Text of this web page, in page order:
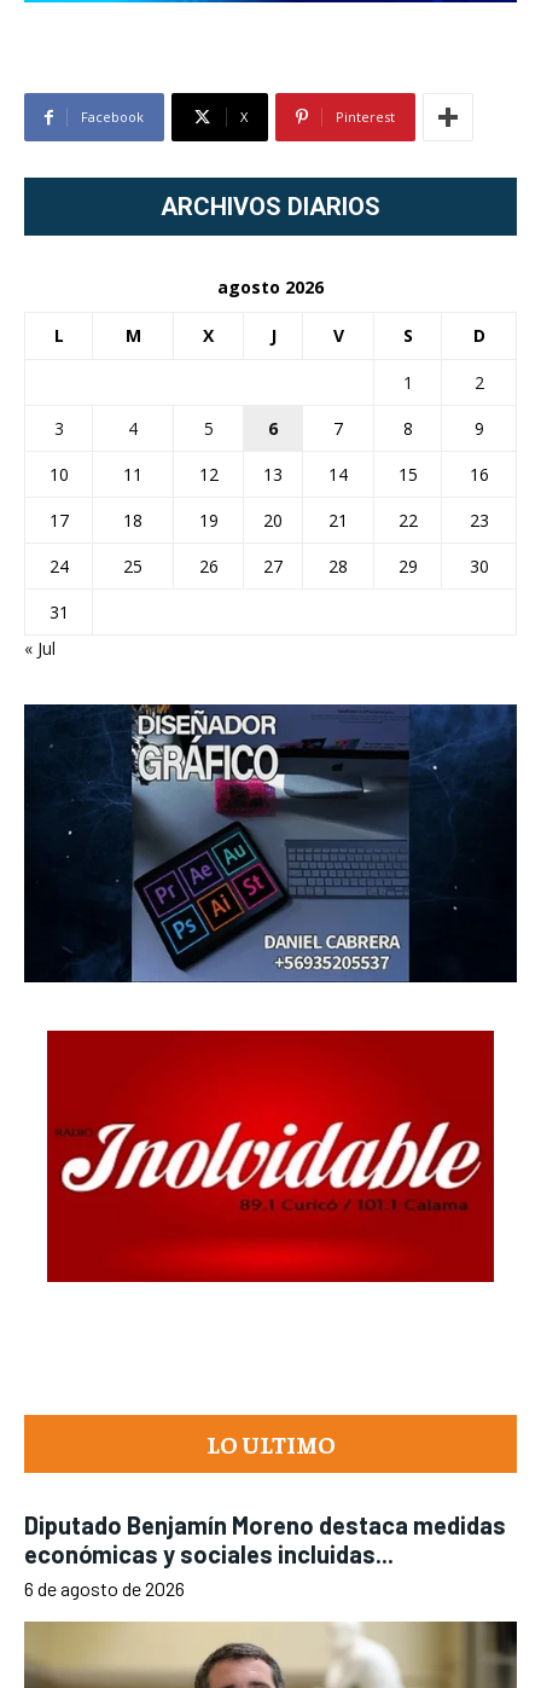
Facebook X Pinterest
ARCHIVOS DIARIOS
agosto 2026
L M X J V S D
1
2
3
4 5 6 7 8
9
10
11 12 13 14 15
16
17
18 19 20 21 22
23
24
25 26 27 28 29
30
31
« Jul
LO ULTIMO
Diputado Benjamín Moreno destaca medidas
económicas y sociales incluidas...
6 de agosto de 2026